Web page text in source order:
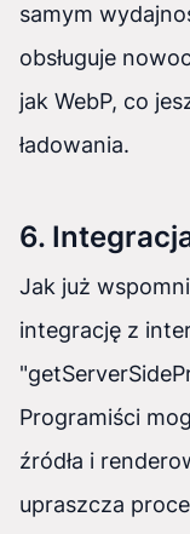
samym
obsługuje
jak WebP, co
ładowania.
6.
Jak już
integrację z
Programiści
źródła i
upraszcza